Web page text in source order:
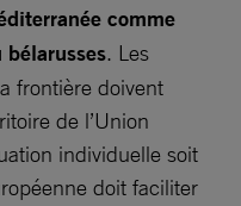
comme
bélarusses. Les
frontière doivent
de l’Union
individuelle soit
doit faciliter